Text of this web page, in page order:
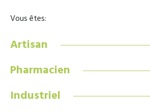
Vous êtes:
Artisan
Pharmacien
Industriel